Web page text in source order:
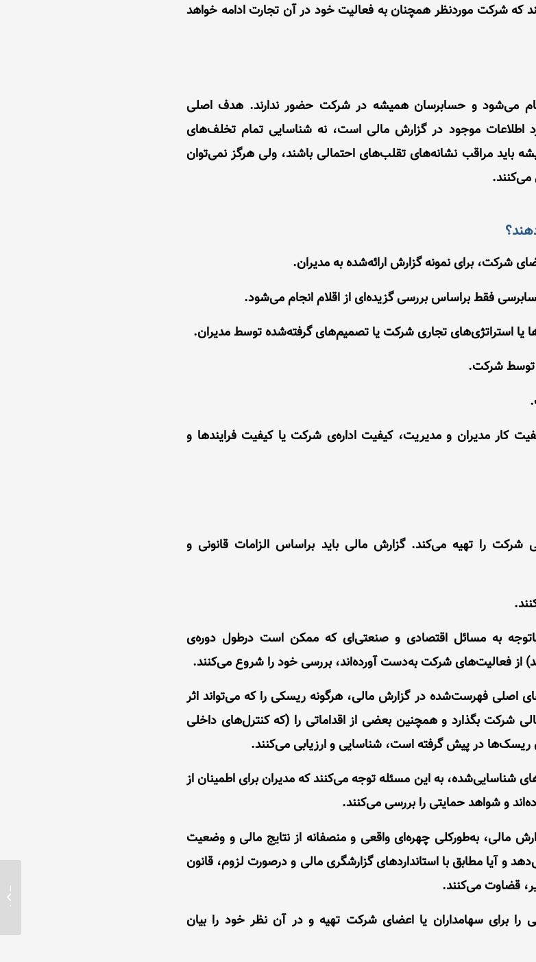
که شرکت موردنظر همچنان به فعالیت خود در آن تجارت ادامه خواهد
می‌شود و حسابرسان همیشه در شرکت حضور ندارند. هدف اصلی
اطلاعات موجود در گزارش مالی است، نه شناسایی تمام تخلف‌های
مراقب نشانه‌های تقلب‌های احتمالی باشند، ولی هرگز نمی‌توان
کار مدیران و مدیریت، کیفیت اداره‌ی شرکت یا کیفیت فرایندها و
را تهیه می‌کند. گزارش مالی باید براساس الزامات قانونی و
به مسائل اقتصادی و صنعتی‌ای که ممکن است درطول دوره‌ی
از فعالیت‌های شرکت به‌دست آورده‌اند، بررسی خود را شروع می‌کنند.
اصلی فهرست‌شده در گزارش مالی، هرگونه ریسکی را که می‌تواند اثر
شرکت بگذارد و همچنین بعضی از اقداماتی را (که کنترل‌های داخلی
در پیش گرفته است، شناسایی و ارزیابی می‌کنند.
شناسایی‌شده، به این مسئله توجه می‌کنند که مدیران برای اطمینان از
و شواهد حمایتی را بررسی می‌کنند.
مالی، به‌طورکلی چهره‌ای واقعی و منصفانه از نتایج مالی و وضعیت
آیا مطابق با استانداردهای گزارشگری مالی و درصورت لزوم، قانون
را برای سهامداران یا اعضای شرکت تهیه و در آن نظر خود را بیان
از